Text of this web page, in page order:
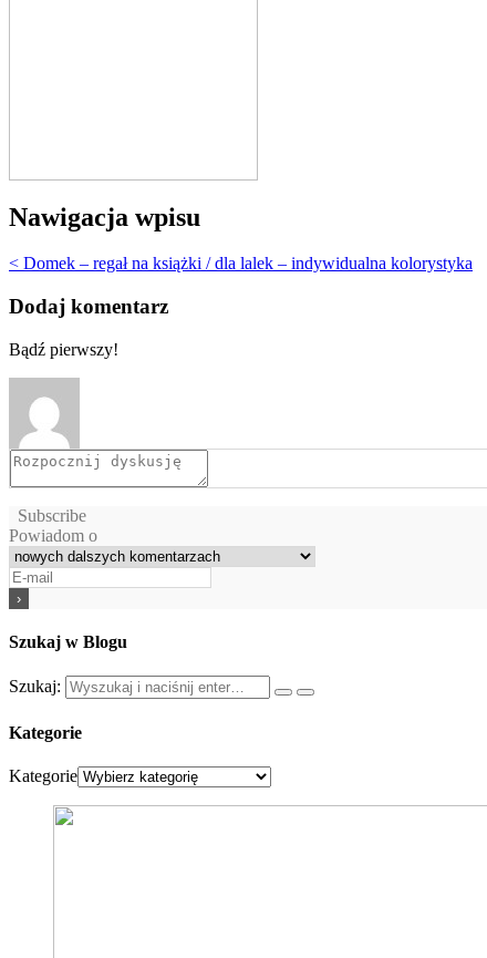
Nawigacja wpisu
< Domek – regał na książki / dla lalek – indywidualna kolorystyka
Dodaj komentarz
Bądź pierwszy!
Subscribe
Powiadom o
Szukaj w Blogu
Szukaj:
Kategorie
Kategorie